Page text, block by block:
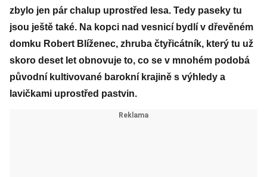
zbylo jen pár chalup uprostřed lesa. Tedy paseky tu
jsou ještě také. Na kopci nad vesnicí bydlí v dřevěném
domku Robert Blíženec, zhruba čtyřicátník, který tu už
skoro deset let obnovuje to, co se v mnohém podobá
původní kultivované barokní krajině s výhledy a
lavičkami uprostřed pastvin.